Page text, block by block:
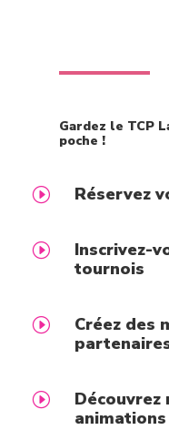
Gardez le TCP
poche !
I Réservez
I
Inscrivez-
tournois
I
Créez des
I
animations